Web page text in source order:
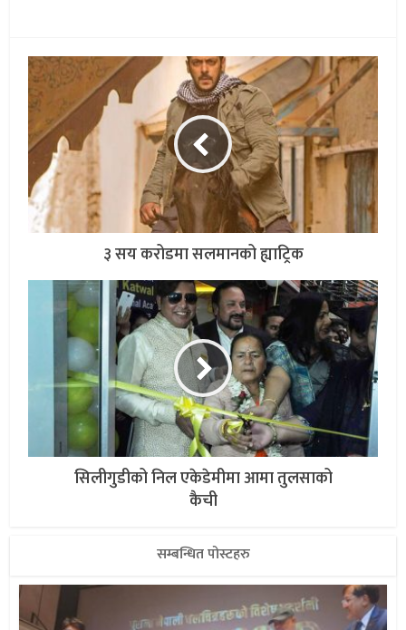
३ सय करोडमा सलमानको ह्याट्रिक
सिलीगुडीको निल एकेडेमीमा आमा तुलसाको
कैची
सम्बन्धित पोस्टहरु